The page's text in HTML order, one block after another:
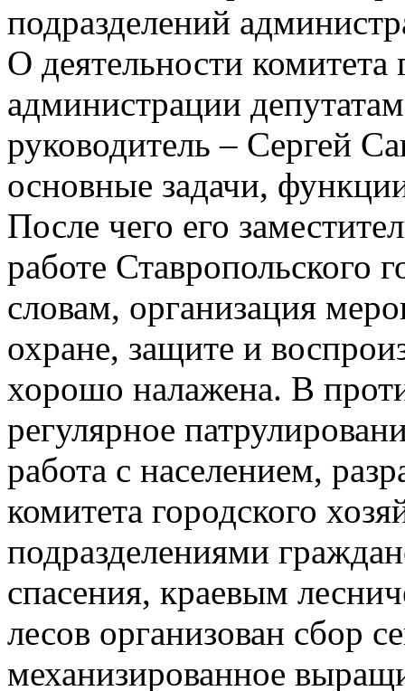
подразделений
О деятельности комитета
администрации
руководитель – Сергей
основные задачи,
После чего его
работе Ставропольского
словам, организация
охране, защите и
хорошо налажена. В
регулярное
работа с населением,
комитета городского
подразделениями
спасения, краевым
лесов организован сбор
механизированное